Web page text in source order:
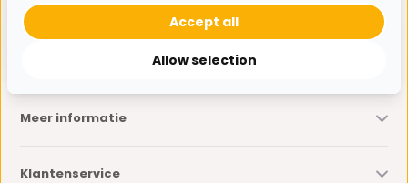
Abonneer
Meer informatie
Klantenservice
Allow selection
Accept all